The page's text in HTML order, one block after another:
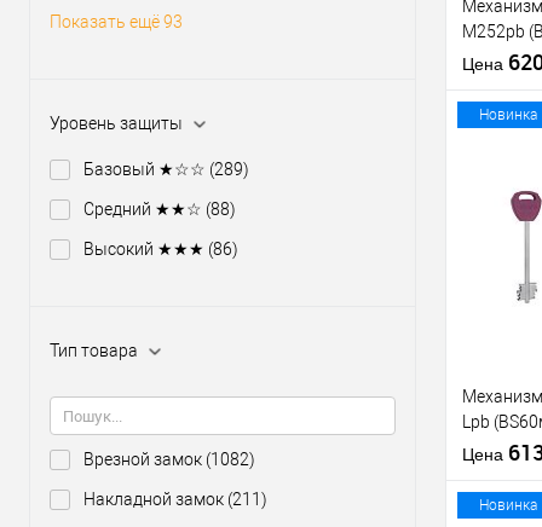
Показать ещё 93
Уровень защиты
Базовый ★☆☆ (289)
Средний ★★☆ (88)
Высокий ★★★ (86)
Тип товара
Врезной замок (1082)
Накладной замок (211)
M252pb
никель
Цена
В
Материал
Новинка
Lpb
5 ключей
Цена
Новинка